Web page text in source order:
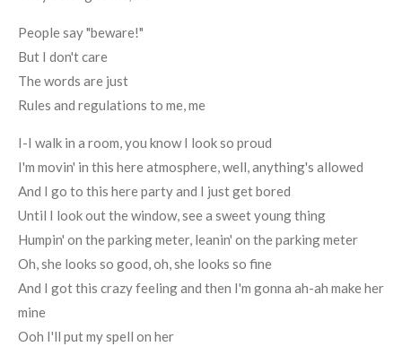
People say "beware!"
But I don't care
The words are just
Rules and regulations to me, me
I-I walk in a room, you know I look so proud
I'm movin' in this here atmosphere, well, anything's allowed
And I go to this here party and I just get bored
Until I look out the window, see a sweet young thing
Humpin' on the parking meter, leanin' on the parking meter
Oh, she looks so good, oh, she looks so fine
And I got this crazy feeling and then I'm gonna ah-ah make her
mine
Ooh I'll put my spell on her